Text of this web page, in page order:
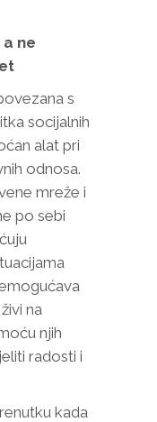
ne
s
socijalnih
alat pri
odnosa.
mreže i
po sebi
na
njih
radosti i
kada